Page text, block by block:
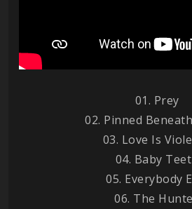
01. Prey
02. Pinned
03. Love Is
04. Baby
05. Everybody
06. The